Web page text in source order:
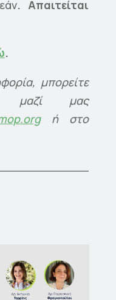
. Απαιτείται
.
μπορείτε
μαζί μας
ή στο